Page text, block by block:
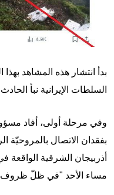
بدأ انتشار هذه المشاهد
السلطات الإيرانية نبأ
وفي مرحلة أولى، أفاد
بفقدان الاتصال
أذربيجان الشرقية
مساء الأحد "في ظلّ ظروف